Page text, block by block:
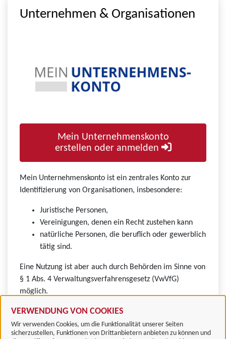
VERWENDUNG VON COOKIES
Wir verwenden Cookies, um die Funktionalität unserer Seiten
sicherzustellen, Funktionen von Drittanbietern anbieten zu können und
Unternehmen & Organisationen
Mein Unternehmenskonto
erstellen oder anmelden
Mein Unternehmenskonto ist ein zentrales Konto zur
Identifizierung von Organisationen, insbesondere:
Juristische Personen,
Vereinigungen, denen ein Recht zustehen kann
natürliche Personen, die beruflich oder gewerblich
tätig sind.
Eine Nutzung ist aber auch durch Behörden im Sinne von
§ 1 Abs. 4 Verwaltungsverfahrensgesetz (VwVfG)
möglich.